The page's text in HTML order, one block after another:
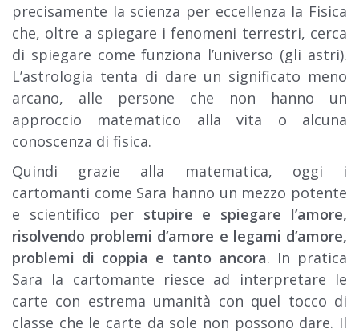
precisamente la scienza per eccellenza la Fisica
che, oltre a spiegare i fenomeni terrestri, cerca
di spiegare come funziona l’universo (gli astri).
L’astrologia tenta di dare un significato meno
arcano, alle persone che non hanno un
approccio matematico alla vita o alcuna
conoscenza di fisica.
Quindi grazie alla matematica, oggi i
cartomanti come Sara hanno un mezzo potente
e scientifico per stupire e spiegare l’amore,
risolvendo problemi d’amore e legami d’amore,
problemi di coppia e tanto ancora. In pratica
Sara la cartomante riesce ad interpretare le
carte con estrema umanità con quel tocco di
classe che le carte da sole non possono dare. Il